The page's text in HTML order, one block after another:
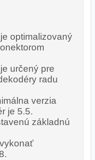
optimalizovaný
určený pre
radu
verzia
je 5.5.
základnú